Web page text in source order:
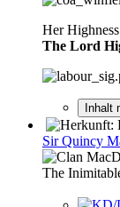
Her Highness
The Lord
Inhalt
Sir Quincy
The